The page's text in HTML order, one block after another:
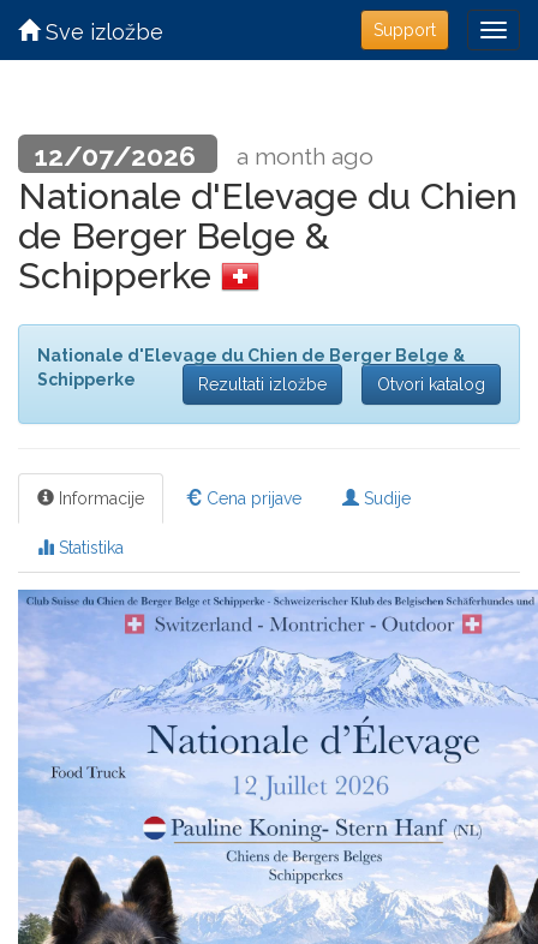
Support
Sve izložbe
12/07/2026 a month ago
Nationale d'Elevage du Chien
de Berger Belge &
Schipperke
Nationale d'Elevage du Chien de Berger Belge &
Schipperke
Rezultati izložbe Otvori katalog
Informacije Cena prijave Sudije
Statistika